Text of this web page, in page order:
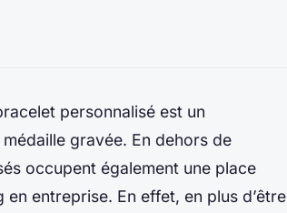
personnalisé est un
gravée. En dehors de
occupent également une place
entreprise. En effet, en plus d’être